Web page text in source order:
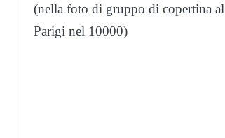
(nella foto di gruppo di copertina
Parigi nel 10000)